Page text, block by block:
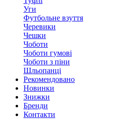
Уги
Футбольне взуття
Черевики
Чешки
Чоботи
Чоботи гумові
Чоботи з піни
Шльопанці
Рекомендовано
Новинки
Знижки
Бренди
Контакти